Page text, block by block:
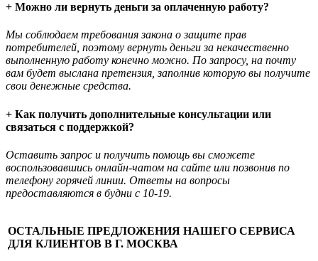
+ Можно ли вернуть деньги за оплаченную работу?
Мы соблюдаем требования закона о защите прав
потребителей, поэтому вернуть деньги за некачественно
выполненную работу конечно можно. По запросу, на почту
вам будет выслана претензия, заполнив которую вы получите
свои денежные средства.
+ Как получить дополнительные консультации или
связаться с поддержкой?
Оставить запрос и получить помощь вы сможете
воспользовавшись онлайн-чатом на сайте или позвонив по
телефону горячей линии. Ответы на вопросы
предоставляются в будни с 10-19.
ОСТАЛЬНЫЕ ПРЕДЛОЖЕНИЯ НАШЕГО СЕРВИСА
ДЛЯ КЛИЕНТОВ В Г. МОСКВА